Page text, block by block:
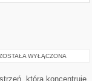
WYŁĄCZONA
która koncentruje